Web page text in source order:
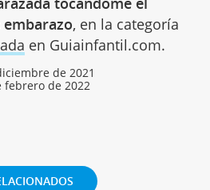
, en la categoría
en Guiainfantil.com.
de 2021
febrero de 2022